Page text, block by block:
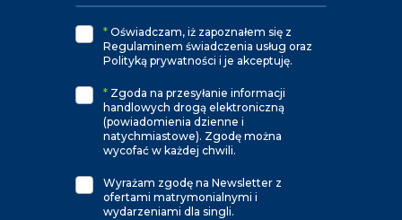
* Oświadczam, iż zapoznałem się z
Regulaminem świadczenia usług oraz
Polityką prywatności i je akceptuję.
* Zgoda na przesyłanie informacji
handlowych drogą elektroniczną
(powiadomienia dzienne i
natychmiastowe). Zgodę można
wycofać w każdej chwili.
Wyrażam zgodę na Newsletter z
ofertami matrymonialnymi i
wydarzeniami dla singli.